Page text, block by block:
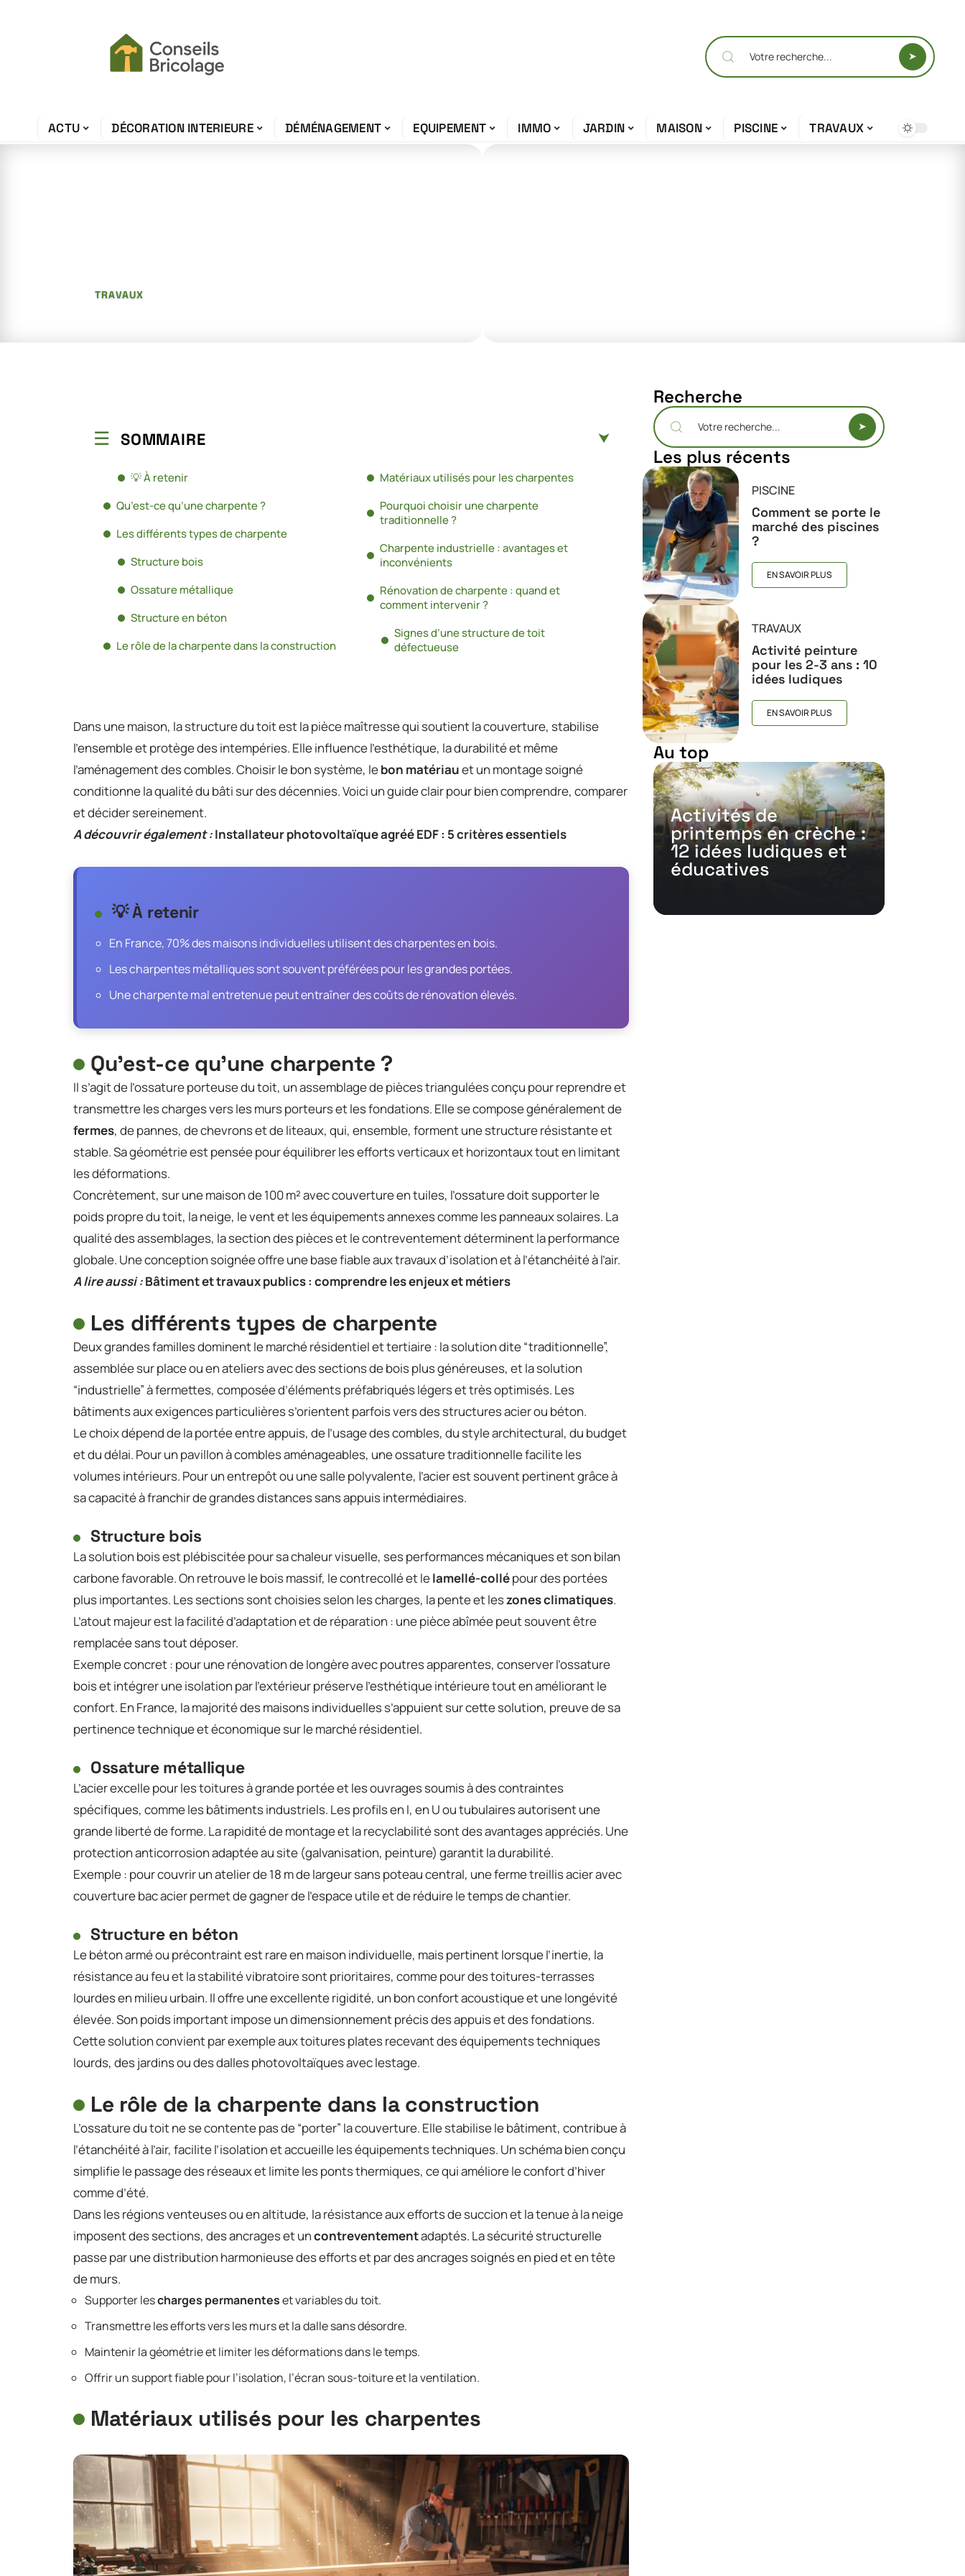
ACTU DÉCORATION INTERIEURE DÉMÉNAGEMENT EQUIPEMENT IMMO JARDIN MAISON PISCINE TRAVAUX
TRAVAUX
SOMMAIRE
💡 À retenir
Qu’est-ce qu’une charpente ?
Les différents types de charpente
Structure bois
Ossature métallique
Structure en béton
Le rôle de la charpente dans la construction
Matériaux utilisés pour les charpentes
Pourquoi choisir une charpente
traditionnelle ?
Charpente industrielle : avantages et
inconvénients
Rénovation de charpente : quand et
comment intervenir ?
Signes d’une structure de toit
défectueuse
Dans une maison, la structure du toit est la pièce maîtresse qui soutient la couverture, stabilise
l’ensemble et protège des intempéries. Elle influence l’esthétique, la durabilité et même
l’aménagement des combles. Choisir le bon système, lebon matériauet un montage soigné
conditionne la qualité du bâti sur des décennies. Voici un guide clair pour bien comprendre, comparer
et décider sereinement.
A découvrir également :Installateur photovoltaïque agréé EDF : 5 critères essentiels
💡 À retenir
En France, 70% des maisons individuelles utilisent des charpentes en bois.
Les charpentes métalliques sont souvent préférées pour les grandes portées.
Une charpente mal entretenue peut entraîner des coûts de rénovation élevés.
Qu’est-ce qu’une charpente ?
Il s’agit de l’ossature porteuse du toit, un assemblage de pièces triangulées conçu pour reprendre et
transmettre les charges vers les murs porteurs et les fondations. Elle se compose généralement de
fermes, de pannes, de chevrons et de liteaux, qui, ensemble, forment une structure résistante et
stable. Sa géométrie est pensée pour équilibrer les efforts verticaux et horizontaux tout en limitant
les déformations.
Concrètement, sur une maison de 100 m² avec couverture en tuiles, l’ossature doit supporter le
poids propre du toit, la neige, le vent et les équipements annexes comme les panneaux solaires. La
qualité des assemblages, la section des pièces et le contreventement déterminent la performance
globale. Une conception soignée offre une base fiable aux travaux d’isolation et à l’étanchéité à l’air.
A lire aussi :Bâtiment et travaux publics : comprendre les enjeux et métiers
Les différents types de charpente
Deux grandes familles dominent le marché résidentiel et tertiaire : la solution dite “traditionnelle”,
assemblée sur place ou en ateliers avec des sections de bois plus généreuses, et la solution
“industrielle” à fermettes, composée d’éléments préfabriqués légers et très optimisés. Les
bâtiments aux exigences particulières s’orientent parfois vers des structures acier ou béton.
Le choix dépend de la portée entre appuis, de l’usage des combles, du style architectural, du budget
et du délai. Pour un pavillon à combles aménageables, une ossature traditionnelle facilite les
volumes intérieurs. Pour un entrepôt ou une salle polyvalente, l’acier est souvent pertinent grâce à
sa capacité à franchir de grandes distances sans appuis intermédiaires.
Structure bois
La solution bois est plébiscitée pour sa chaleur visuelle, ses performances mécaniques et son bilan
carbone favorable. On retrouve le bois massif, le contrecollé et lelamellé-collépour des portées
plus importantes. Les sections sont choisies selon les charges, la pente et leszones climatiques.
L’atout majeur est la facilité d’adaptation et de réparation : une pièce abîmée peut souvent être
remplacée sans tout déposer.
Exemple concret : pour une rénovation de longère avec poutres apparentes, conserver l’ossature
bois et intégrer une isolation par l’extérieur préserve l’esthétique intérieure tout en améliorant le
confort. En France, la majorité des maisons individuelles s’appuient sur cette solution, preuve de sa
pertinence technique et économique sur le marché résidentiel.
Ossature métallique
L’acier excelle pour les toitures à grande portée et les ouvrages soumis à des contraintes
spécifiques, comme les bâtiments industriels. Les profils en I, en U ou tubulaires autorisent une
grande liberté de forme. La rapidité de montage et la recyclabilité sont des avantages appréciés. Une
protection anticorrosion adaptée au site (galvanisation, peinture) garantit la durabilité.
Exemple : pour couvrir un atelier de 18 m de largeur sans poteau central, une ferme treillis acier avec
couverture bac acier permet de gagner de l’espace utile et de réduire le temps de chantier.
Structure en béton
Le béton armé ou précontraint est rare en maison individuelle, mais pertinent lorsque l’inertie, la
résistance au feu et la stabilité vibratoire sont prioritaires, comme pour des toitures-terrasses
lourdes en milieu urbain. Il offre une excellente rigidité, un bon confort acoustique et une longévité
élevée. Son poids important impose un dimensionnement précis des appuis et des fondations.
Cette solution convient par exemple aux toitures plates recevant des équipements techniques
lourds, des jardins ou des dalles photovoltaïques avec lestage.
Le rôle de la charpente dans la construction
L’ossature du toit ne se contente pas de “porter” la couverture. Elle stabilise le bâtiment, contribue à
l’étanchéité à l’air, facilite l’isolation et accueille les équipements techniques. Un schéma bien conçu
simplifie le passage des réseaux et limite les ponts thermiques, ce qui améliore le confort d’hiver
comme d’été.
Dans les régions venteuses ou en altitude, la résistance aux efforts de succion et la tenue à la neige
imposent des sections, des ancrages et uncontreventementadaptés. La sécurité structurelle
passe par une distribution harmonieuse des efforts et par des ancrages soignés en pied et en tête
de murs.
Supporter lescharges permanenteset variables du toit.
Transmettre les efforts vers les murs et la dalle sans désordre.
Maintenir la géométrie et limiter les déformations dans le temps.
Offrir un support fiable pour l’isolation, l’écran sous-toiture et la ventilation.
Matériaux utilisés pour les charpentes
Recherche
Les plus récents
PISCINE
Comment se porte le
marché des piscines
?
EN SAVOIR PLUS
TRAVAUX
Activité peinture
pour les 2-3 ans : 10
idées ludiques
EN SAVOIR PLUS
Au top
Activités de
printemps en crèche :
12 idées ludiques et
éducatives